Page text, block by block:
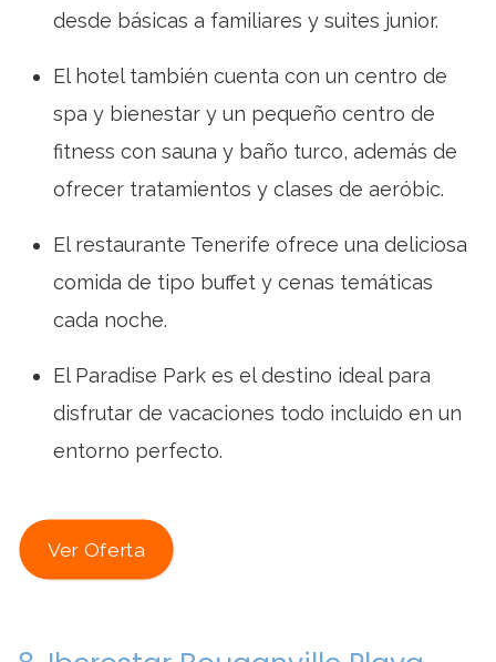
desde básicas a familiares y suites junior.
El hotel también cuenta con un centro de
spa y bienestar y un pequeño centro de
fitness con sauna y baño turco, además de
ofrecer tratamientos y clases de aeróbic.
El restaurante Tenerife ofrece una deliciosa
comida de tipo buffet y cenas temáticas
cada noche.
El Paradise Park es el destino ideal para
disfrutar de vacaciones todo incluido en un
entorno perfecto.
Ver Oferta